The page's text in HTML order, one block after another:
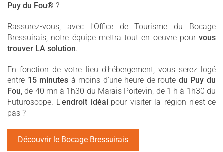
Puy du Fou® ?
Rassurez-vous, avec l'Office de Tourisme du Bocage
Bressuirais, notre équipe mettra tout en oeuvre pourvous
trouver LA solution.
En fonction de votre lieu d'hébergement, vous serez logé
entre 15 minutes à moins d'une heure de route du Puy du
Fou, de 40 mn à 1h30 du Marais Poitevin, de 1 h à 1h30 du
Futuroscope. L'endroit idéal pour visiter la région n'est-ce
pas ?
Découvrir le Bocage Bressuirais